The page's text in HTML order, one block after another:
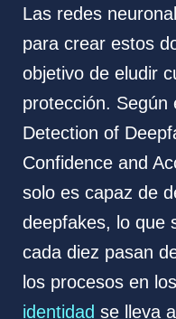
Las redes
para crear estos
objetivo de eludir
protección. Según
Detection of
Confidence and
solo es capaz de
deepfakes, lo que
cada diez pasan
los procesos en
identidad se lleva